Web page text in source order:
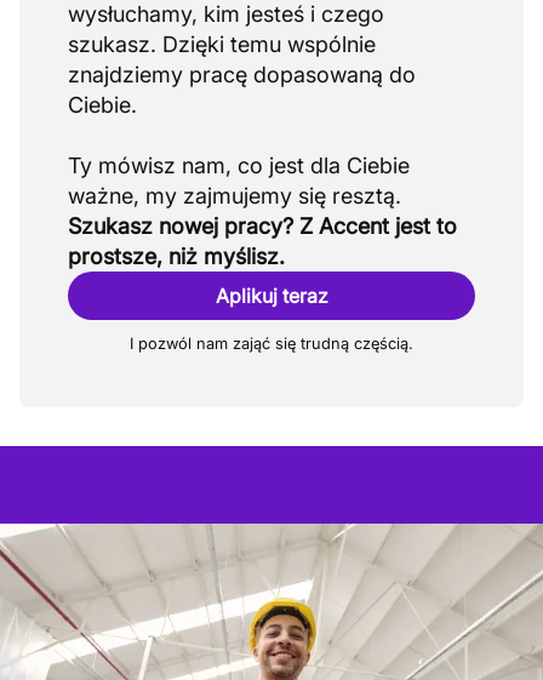
wysłuchamy, kim jesteś i czego
szukasz. Dzięki temu wspólnie
znajdziemy pracę dopasowaną do
Ciebie.
Ty mówisz nam, co jest dla Ciebie
Szukasz nowej pracy? Z Accent jest to
prostsze, niż myślisz.
Aplikuj teraz
I pozwól nam zająć się trudną częścią.